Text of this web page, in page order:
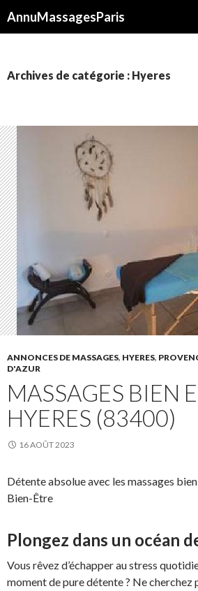
AnnuMassagesParis
Archives de catégorie : Hyeres
ANNONCES DE MASSAGES, HYERES,
D'AZUR
MASSAGES BIEN
HYERES (83400)
16 AOÛT 2023
Détente absolue avec les massages
Bien-Être
Plongez dans un océan
Vous rêvez d’échapper au stress
moment de pure détente ? Ne cherchez